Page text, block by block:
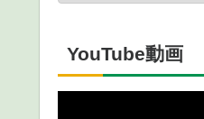
YouTube動画